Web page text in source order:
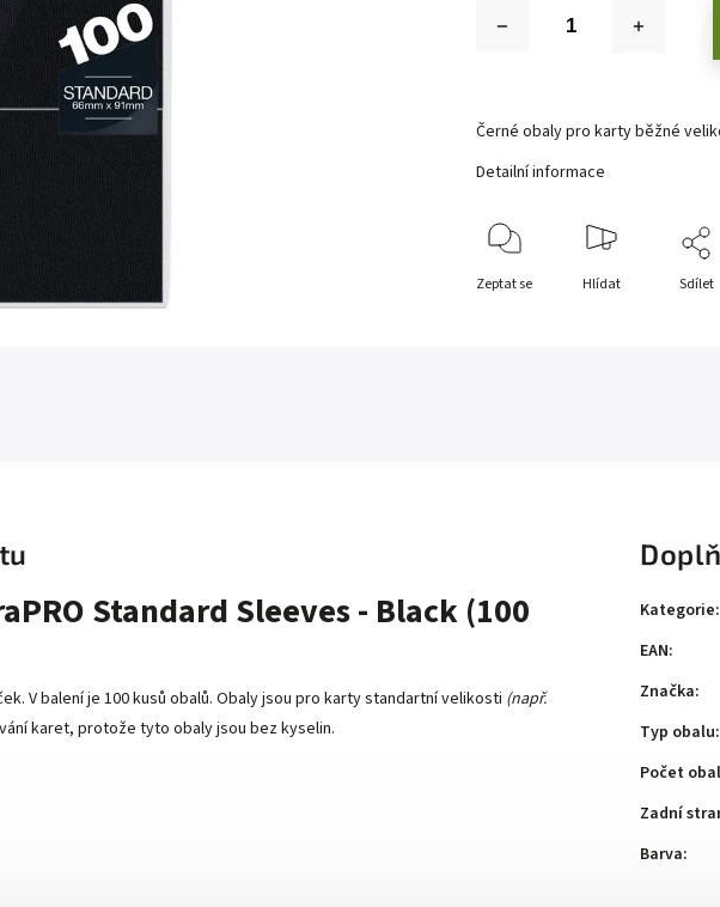
Černé obaly pro karty běžné
Detailní informace
Zeptat se Hlídat Sdílet
Standard Sleeves - Black (100
V balení je 100 kusů obalů. Obaly jsou pro karty standartní velikosti (např.
karet, protože tyto obaly jsou bez kyselin.
Kategorie:
EAN:
Značka:
Typ obalu:
Počet
Zadní
Barva: